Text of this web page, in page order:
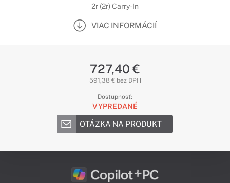
2r (2r) Carry-In
VIAC INFORMÁCIÍ
727,40 €
591,38 € bez DPH
Dostupnosť:
VYPREDANÉ
OTÁZKA NA PRODUKT